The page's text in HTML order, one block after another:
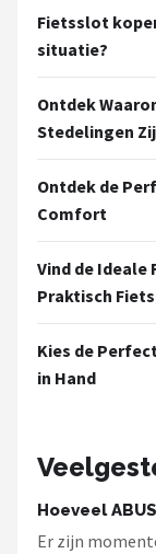
Fietsslot
situatie?
Ontdek
Stedelingen
Ontdek de
Comfort
Vind de
Praktisch
Kies de
in Hand
Hoeveel
Er zijn